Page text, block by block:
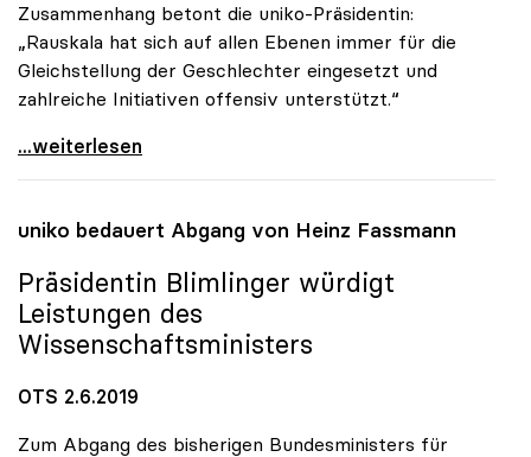
Zusammenhang betont die uniko-Präsidentin:
„Rauskala hat sich auf allen Ebenen immer für die
Gleichstellung der Geschlechter eingesetzt und
zahlreiche Initiativen offensiv unterstützt.“
Präsidentin Blimlinger gratuliert Iris Rauskala
...weiterlesen
uniko bedauert Abgang von Heinz Fassmann
Präsidentin Blimlinger würdigt
Leistungen des
Wissenschaftsministers
OTS 2.6.2019
Zum Abgang des bisherigen Bundesministers für